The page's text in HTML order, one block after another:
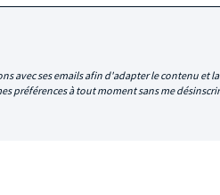
avec ses emails afin d'adapter le contenu et
préférences à tout moment sans me